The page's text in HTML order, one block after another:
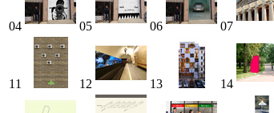
04 05 06 07
11 12 13 14